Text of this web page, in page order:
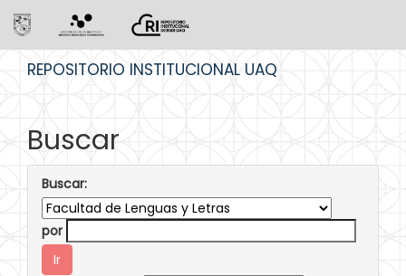
REPOSITORIO INSTITUCIONAL UAQ
Buscar
Buscar:
por